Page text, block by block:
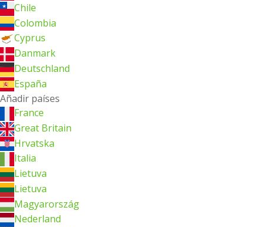
Chile
Colombia
Cyprus
Danmark
Deutschland
España
Añadir países
France
Great Britain
Hrvatska
Italia
Lietuva
Lietuva
Magyarország
Nederland